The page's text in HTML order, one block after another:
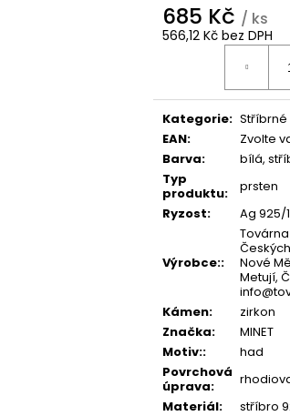
685 Kč / ks
566,12 Kč bez DPH
Kategorie:
EAN:
Zvolte
Barva:
bílá,
Typ
produktu:
prsten
Ryzost: Ag 925/
Výrobce::
Nové
Metují,
Kámen:
zirkon
Značka:
MINET
Motiv::
had
Povrchová
úprava:
Materiál:
stříbro